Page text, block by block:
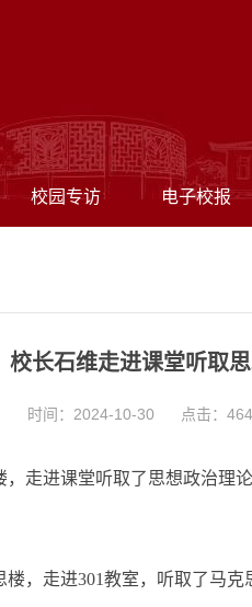
校园专访 电子校报
校长石维走进课堂听取
时间：2024-10-30 点击： 464
，走进课堂听取了思想政治理
楼，走进301教室，听取了马克